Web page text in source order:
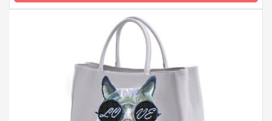
Бренд
Макс Элис